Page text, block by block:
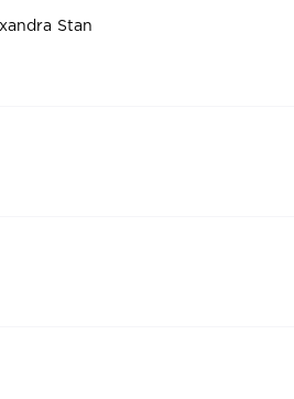
Stan